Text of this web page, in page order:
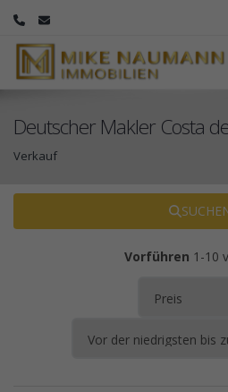
Deutscher Makler Costa
Verkauf
Vorführen 1-10